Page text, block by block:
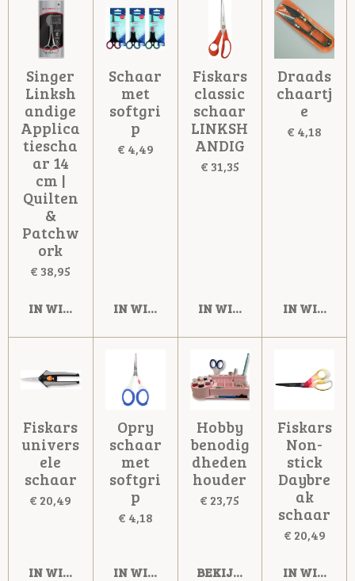
Singer
Linksh
andige
Applica
tiescha
ar 14
cm |
Quilten
&
Patchw
ork
€ 38,95
IN WINKELWAGEN
Schaar
met
softgri
p
€ 4,49
IN WINKELWAGEN
Fiskars
classic
schaar
LINKSH
ANDIG
€ 31,35
IN WINKELWAGEN
Draads
chaartj
e
€ 4,18
IN
Fiskars
univers
ele
schaar
€ 20,49
IN WINKELWAGEN
Opry
schaar
met
softgri
p
€ 4,18
IN WINKELWAGEN
Hobby
benodig
dheden
houder
€ 23,75
BEKIJK DETAILS
Fiskars
Non-
stick
Daybre
ak
schaar
€ 20,49
IN